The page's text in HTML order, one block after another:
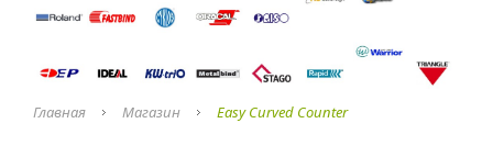
Главная Магазин Easy Curved Counter